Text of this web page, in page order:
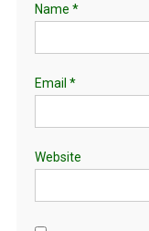
Name *
Email *
Website